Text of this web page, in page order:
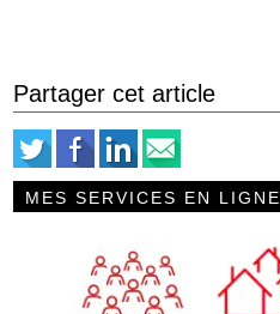
Partager cet article
MES SERVICES EN LIGNE